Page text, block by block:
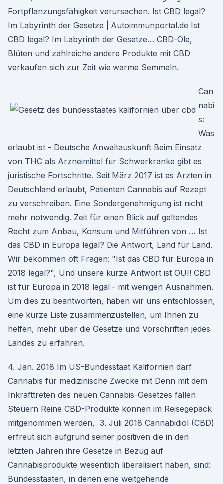
Fortpflanzungsfähigkeit verursachen. Ist CBD legal?
Im Labyrinth der Gesetze | Autoimmunportal.de Ist
CBD legal? Im Labyrinth der Gesetze… CBD-Öle,
Blüten und zahlreiche andere Produkte mit CBD
verkaufen sich zur Zeit wie warme Semmeln.
Can
nabi
s:
Was
erlaubt ist - Deutsche Anwaltauskunft Beim Einsatz
von THC als Arzneimittel für Schwerkranke gibt es
juristische Fortschritte. Seit März 2017 ist es Ärzten in
Deutschland erlaubt, Patienten Cannabis auf Rezept
zu verschreiben. Eine Sondergenehmigung ist nicht
mehr notwendig. Zeit für einen Blick auf geltendes
Recht zum Anbau, Konsum und Mitführen von … Ist
das CBD in Europa legal? Die Antwort, Land für Land.
Wir bekommen oft Fragen: "Ist das CBD für Europa in
2018 legal?", Und unsere kurze Antwort ist OUI! CBD
ist für Europa in 2018 legal - mit wenigen Ausnahmen.
Um dies zu beantworten, haben wir uns entschlossen,
eine kurze Liste zusammenzustellen, um Ihnen zu
helfen, mehr über die Gesetze und Vorschriften jedes
Landes zu erfahren.
4. Jan. 2018 Im US-Bundesstaat Kalifornien darf
Cannabis für medizinische Zwecke mit Denn mit dem
Inkrafttreten des neuen Cannabis-Gesetzes fallen
Steuern Reine CBD-Produkte können im Reisegepäck
mitgenommen werden, 3. Juli 2018 Cannabidiol (CBD)
erfreut sich aufgrund seiner positiven die in den
letzten Jahren ihre Gesetze in Bezug auf
Cannabisprodukte wesentlich liberalisiert haben, sind:
Bundesstaaten, in denen eine weitgehende